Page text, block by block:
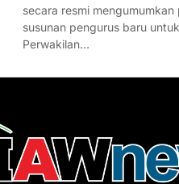
secara resmi
susunan pengurus baru
Perwakilan…